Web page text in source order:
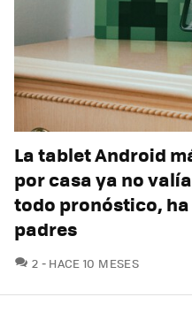
La tablet Android
por casa ya no
todo pronóstico,
padres
2 COMENTARIOS
HACE 10 MESES